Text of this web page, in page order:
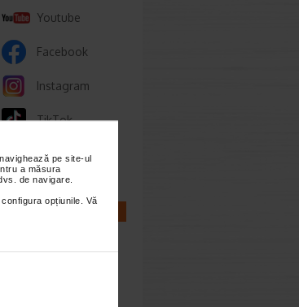
pe site-ul
a măsura
de navigare.
opțiunile. Vă
Youtube
Facebook
Instagram
TikTok
Whatsapp